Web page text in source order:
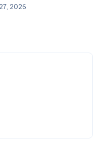
2026